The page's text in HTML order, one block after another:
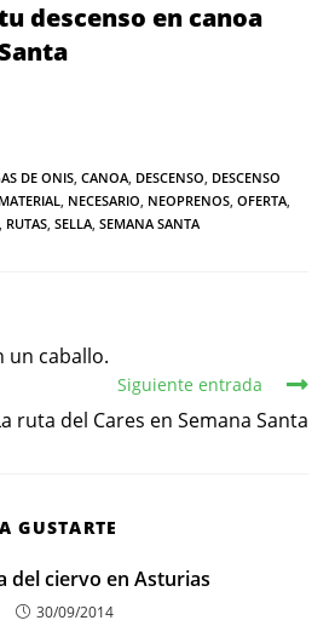
descenso en canoa
DE ONIS, CANOA, DESCENSO, DESCENSO
MATERIAL, NECESARIO, NEOPRENOS, OFERTA,
, RUTAS, SELLA, SEMANA SANTA
un caballo.
Siguiente entrada
ruta del Cares en Semana Santa
GUSTARTE
del ciervo en Asturias
30/09/2014